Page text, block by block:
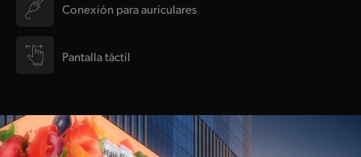
Conexión para auriculares
Pantalla táctil